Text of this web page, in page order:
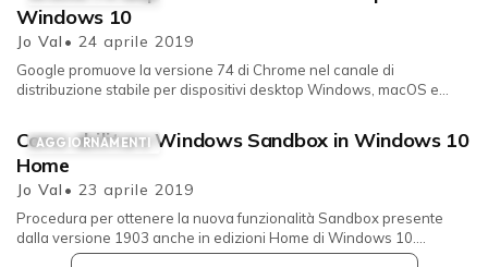
Windows 10
Jo Val• 24 aprile 2019
Google promuove la versione 74 di Chrome nel canale di
distribuzione stabile per dispositivi desktop Windows, macOS e
AGGIORNAMENTI
Come abilitare Windows Sandbox in Windows 10
Home
Jo Val• 23 aprile 2019
Procedura per ottenere la nuova funzionalità Sandbox presente
dalla versione 1903 anche in edizioni Home di Windows 10.
Windows Sandbox ...